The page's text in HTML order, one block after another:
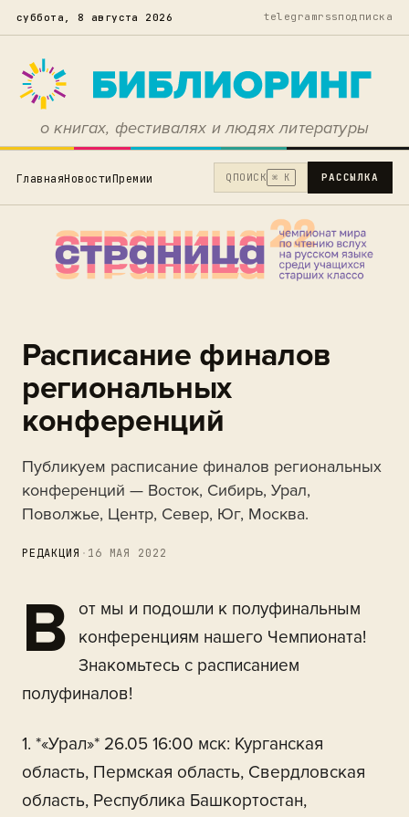
суббота, 8 августа 2026 telegramrssподписка
о книгах, фестивалях и людях литературы
ГлавнаяНовостиПремии Q ПОИСК ⌘ K РАССЫЛКА
Расписание финалов
региональных
конференций
Публикуем расписание финалов региональных
конференций — Восток, Сибирь, Урал,
Поволжье, Центр, Север, Юг, Москва.
РЕДАКЦИЯ · 16 МАЯ 2022
В
от мы и подошли к полуфинальным
конференциям нашего Чемпионата!
Знакомьтесь с расписанием
полуфиналов!
1. *«Урал»* 26.05 16:00 мск: Курганская
область, Пермская область, Свердловская
область, Республика Башкортостан,